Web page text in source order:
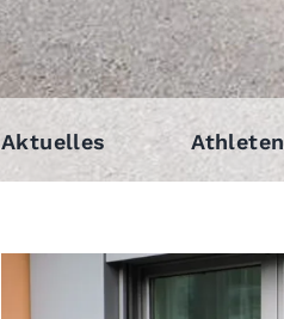
Aktuelles Athleten